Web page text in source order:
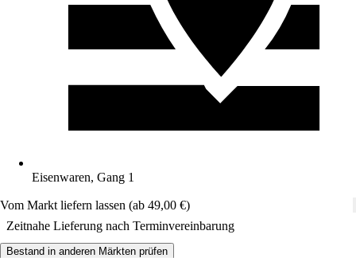
Eisenwaren, Gang 1
Vom Markt liefern lassen (ab 49,00 €)
Zeitnahe Lieferung nach Terminvereinbarung
Bestand in anderen Märkten prüfen